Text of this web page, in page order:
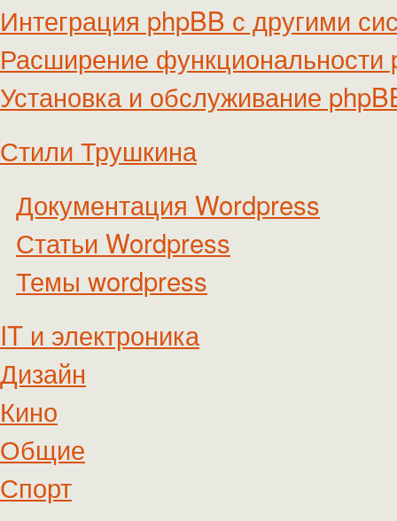
Интеграция phpBB с другими
Расширение функциональности
Установка и обслуживание
Стили Трушкина
Документация Wordpress
Статьи Wordpress
Темы wordpress
IT и электроника
Дизайн
Кино
Общие
Спорт